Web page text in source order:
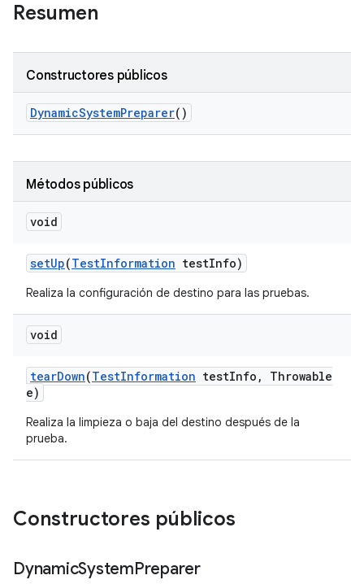
Resumen
Constructores públicos
DynamicSystemPreparer()
Métodos públicos
void
setUp(TestInformation testInfo)
Realiza la configuración de destino para las pruebas.
void
tearDown(TestInformation testInfo ,
Throwable
e)
Realiza la limpieza o baja del destino después de la
prueba.
Constructores públicos
DynamicSystemPreparer